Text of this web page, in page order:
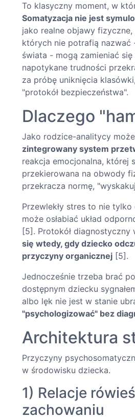
To klasyczny moment, w
Somatyzacja nie jest
jako realne objawy
których nie potrafią nazwać
świata - mogą zamieniać
napotykane trudności
za próbę uniknięcia
"protokół bezpieczeństwa".
Dlaczego
Jako rodzice-analitycy
zintegrowany system
reakcja emocjonalna, której
przekierowana na obwody
przekracza normę,
Przewlekły stres to nie
może osłabiać układ
[5]. Protokół
się wtedy, gdy dziecko
przyczyny organicznej [5].
Jednocześnie trzeba brać
dostępnym dziecku
albo lęk nie jest w stanie
"psychologizować" bez
Architektura
Przyczyny
w środowisku dziecka.
1) Relacje
zachowaniu